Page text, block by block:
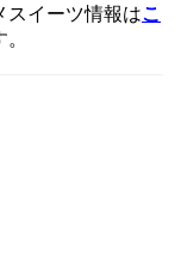
スイーツ情報はこ